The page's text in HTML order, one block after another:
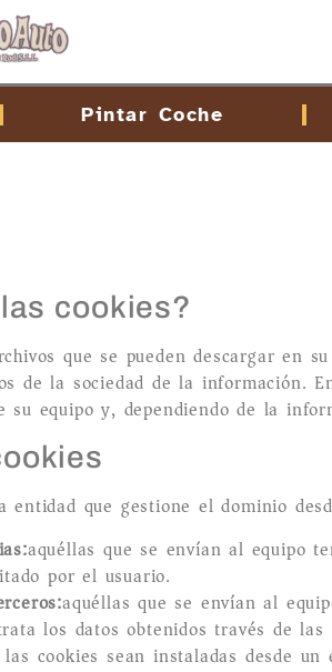
Pintar Coche
cookies?
que se pueden descargar en
de la sociedad de la información.
su equipo y, dependiendo de la
entidad que gestione el dominio
aquéllas que se envían al equipo
por el usuario.
aquéllas que se envían al
los datos obtenidos través de las
cookies sean instaladas desde